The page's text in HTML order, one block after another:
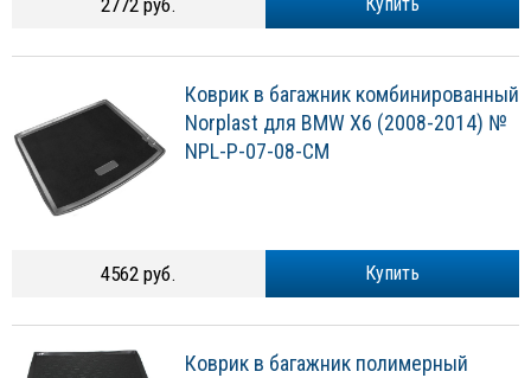
2772 руб.
Коврик в багажник комбинированный
Norplast для BMW X6 (2008-2014) №
NPL-P-07-08-CM
Купить
4562 руб.
Коврик в багажник полимерный